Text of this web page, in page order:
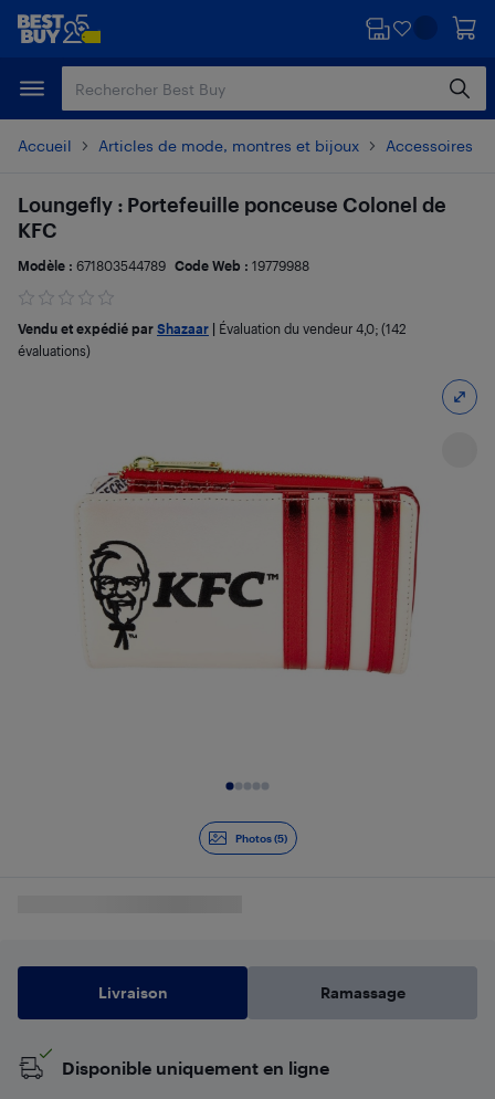
Passer
principal
Passer
Accueil Articles de mode, montres et bijoux Accessoires
Photos (5)
Loungefly : Portefeuille ponceuse Colonel de
KFC
Modèle : 671803544789 Code Web : 19779988
Vendu et expédié par Shazaar Évaluation du vendeur 4,0; (142
évaluations)
Livraison Ramassage
Disponible uniquement en ligne